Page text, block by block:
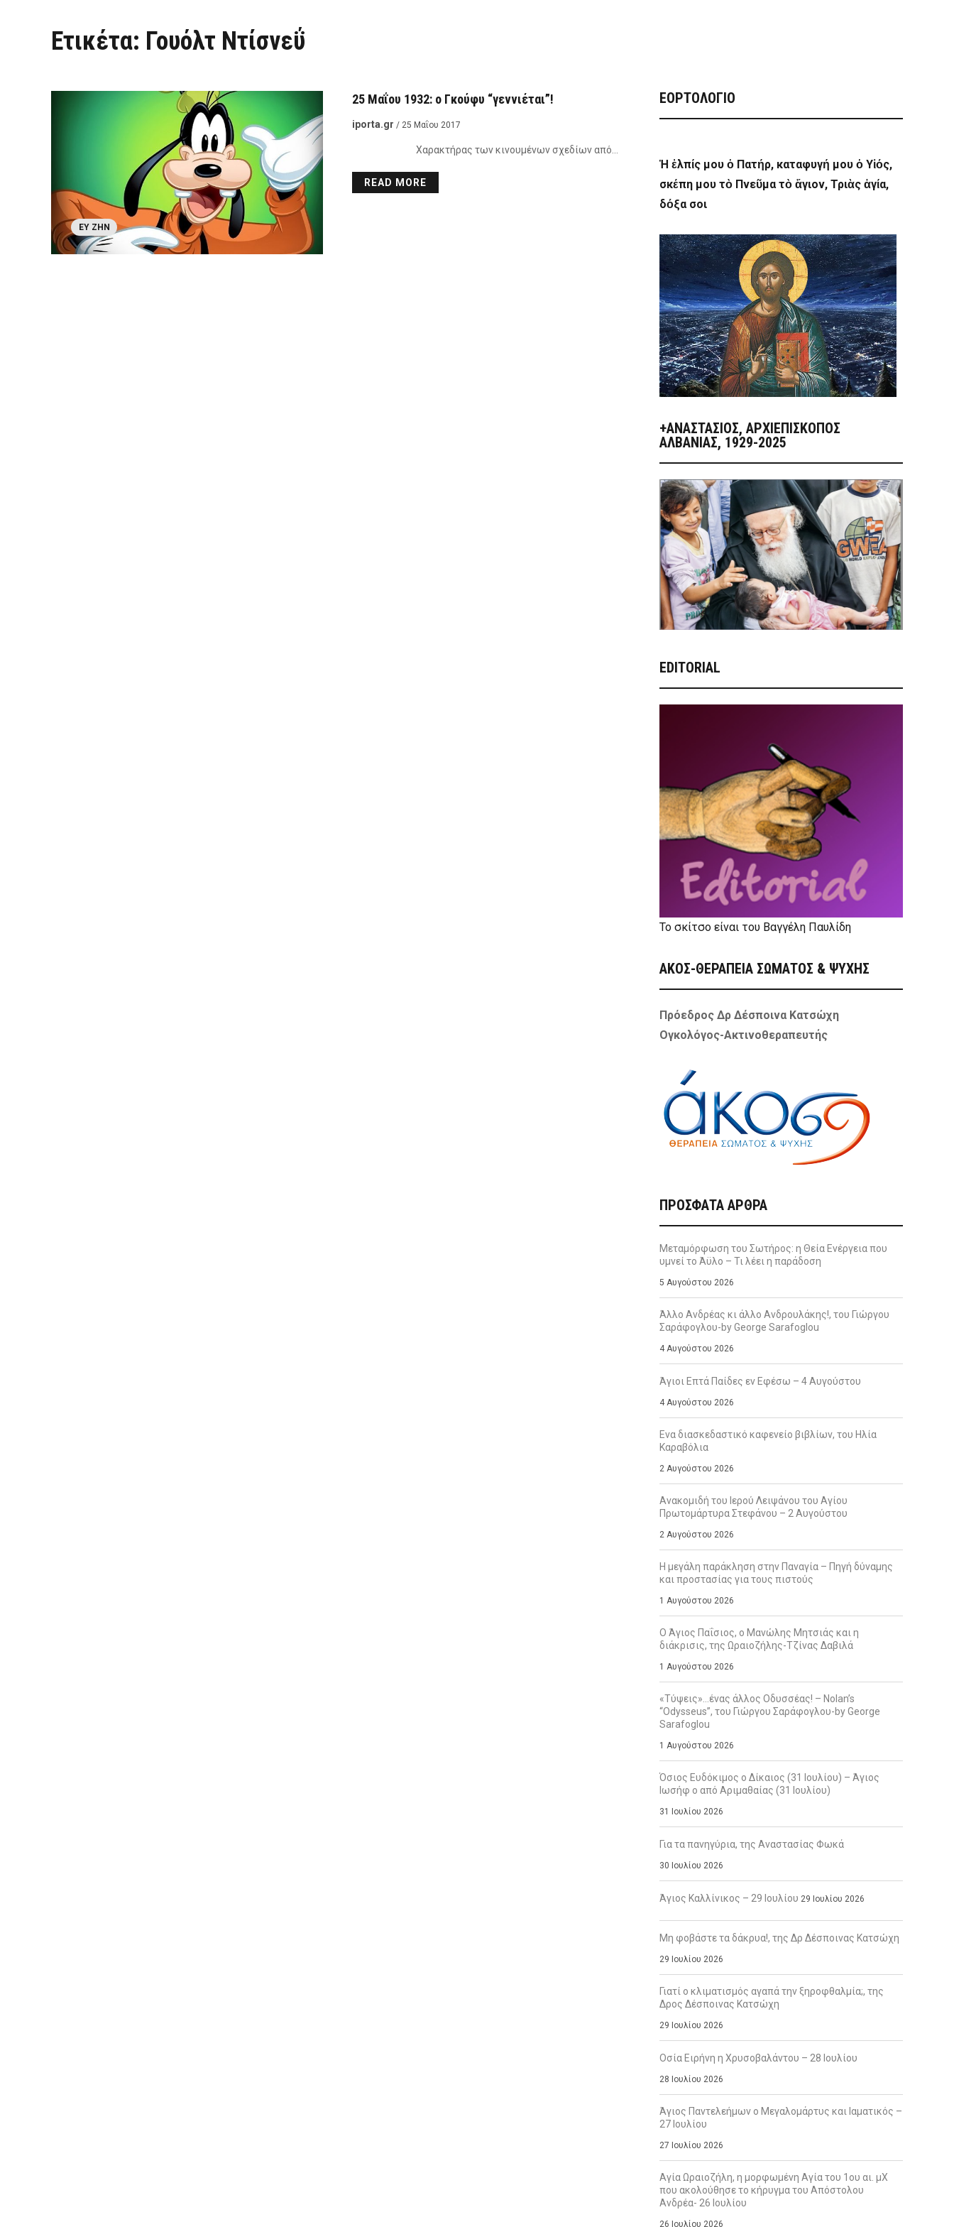
Ετικέτα: Γουόλτ Ντίσνεΰ
ΕΥ ΖΗΝ
25 Μαΐου 1932: ο Γκούφυ “γεννιέται”!
iporta.gr / 25 Μαΐου 2017
Χαρακτήρας των κινουμένων σχεδίων από…
READ MORE
ΕΟΡΤΟΛΟΓΙΟ
Ἡ ἐλπίς μου ὁ Πατήρ, καταφυγή μου ὁ Υἱός,
σκέπη μου τὸ Πνεῦμα τὸ ἅγιον, Τριὰς ἁγία,
δόξα σοι
+ΑΝΑΣΤΆΣΙΟΣ, ΑΡΧΙΕΠΊΣΚΟΠΟΣ
ΑΛΒΑΝΊΑΣ, 1929-2025
EDITORIAL
Το σκίτσο είναι του Βαγγέλη Παυλίδη
ΑΚΟΣ-ΘΕΡΑΠΕΙΑ ΣΩΜΑΤΟΣ & ΨΥΧΗΣ
Πρόεδρος Δρ Δέσποινα Κατσώχη
Ογκολόγος-Ακτινοθεραπευτής
ΠΡΌΣΦΑΤΑ ΆΡΘΡΑ
Μεταμόρφωση του Σωτήρος: η Θεία Ενέργεια που
υμνεί το Άϋλο – Τι λέει η παράδοση
5 Αυγούστου 2026
Άλλο Ανδρέας κι άλλο Ανδρουλάκης!, του Γιώργου
Σαράφογλου-by George Sarafoglou
4 Αυγούστου 2026
Άγιοι Επτά Παίδες εν Εφέσω – 4 Αυγούστου
4 Αυγούστου 2026
Ενα διασκεδαστικό καφενείο βιβλίων, του Ηλία
Καραβόλια
2 Αυγούστου 2026
Ανακομιδή του Ιερού Λειψάνου του Αγίου
Πρωτομάρτυρα Στεφάνου – 2 Αυγούστου
2 Αυγούστου 2026
Η μεγάλη παράκληση στην Παναγία – Πηγή δύναμης
και προστασίας για τους πιστούς
1 Αυγούστου 2026
Ο Άγιος Παΐσιος, ο Μανώλης Μητσιάς και η
διάκρισις, της Ωραιοζήλης-Τζίνας Δαβιλά
1 Αυγούστου 2026
«Τύψεις»…ένας άλλος Οδυσσέας! – Nolan’s
“Odysseus”, του Γιώργου Σαράφογλου-by George
Sarafoglou
1 Αυγούστου 2026
Όσιος Ευδόκιμος ο Δίκαιος (31 Ιουλίου) – Άγιος
Ιωσήφ ο από Αριμαθαίας (31 Ιουλίου)
31 Ιουλίου 2026
Για τα πανηγύρια, της Αναστασίας Φωκά
30 Ιουλίου 2026
Άγιος Καλλίνικος – 29 Ιουλίου 29 Ιουλίου 2026
Μη φοβάστε τα δάκρυα!, της Δρ Δέσποινας Κατσώχη
29 Ιουλίου 2026
Γιατί ο κλιματισμός αγαπά την ξηροφθαλμία;, της
Δρος Δέσποινας Κατσώχη
29 Ιουλίου 2026
Οσία Ειρήνη η Χρυσοβαλάντου – 28 Ιουλίου
28 Ιουλίου 2026
Άγιος Παντελεήμων ο Μεγαλομάρτυς και Ιαματικός –
27 Ιουλίου
27 Ιουλίου 2026
Αγία Ωραιοζήλη, η μορφωμένη Αγία του 1ου αι. μΧ
που ακολούθησε το κήρυγμα του Απόστολου
Ανδρέα- 26 Ιουλίου
26 Ιουλίου 2026